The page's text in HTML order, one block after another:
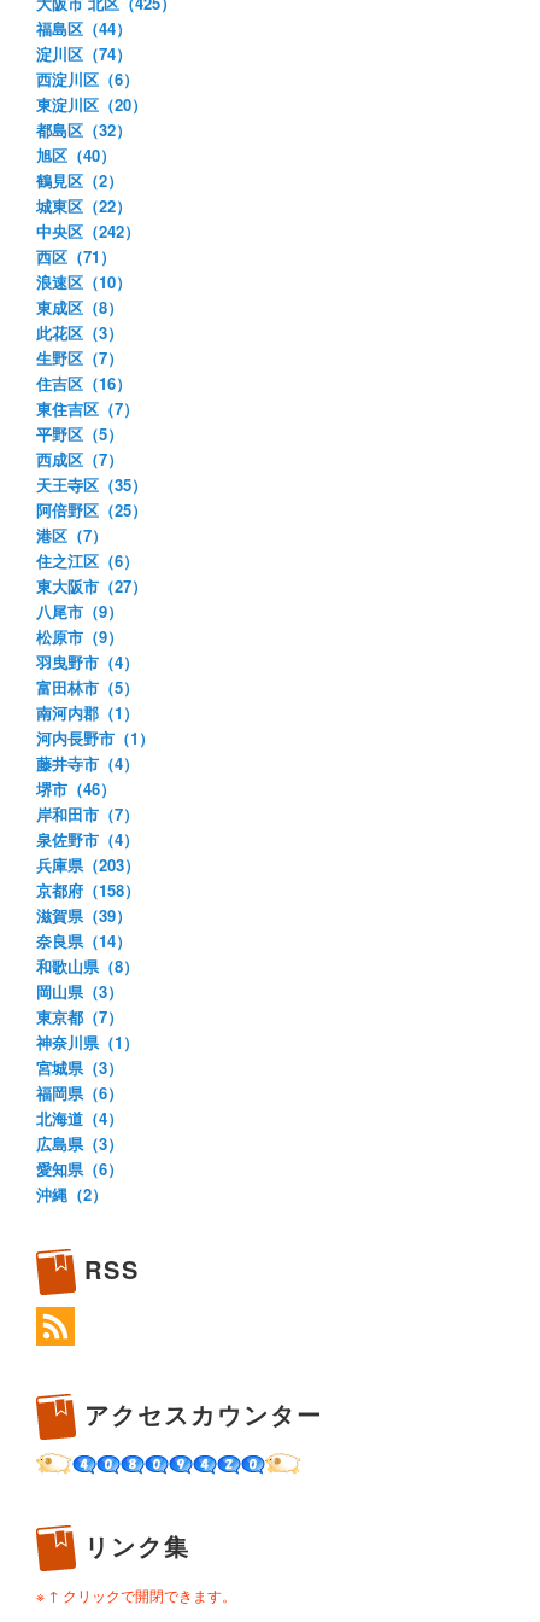
福島区（44）
淀川区（74）
西淀川区（6）
東淀川区（20）
都島区（32）
旭区（40）
鶴見区（2）
城東区（22）
中央区（242）
西区（71）
浪速区（10）
東成区（8）
此花区（3）
生野区（7）
住吉区（16）
東住吉区（7）
平野区（5）
西成区（7）
天王寺区（35）
阿倍野区（25）
港区（7）
住之江区（6）
東大阪市（27）
八尾市（9）
松原市（9）
羽曳野市（4）
富田林市（5）
南河内郡（1）
河内長野市（1）
藤井寺市（4）
堺市（46）
岸和田市（7）
泉佐野市（4）
兵庫県（203）
京都府（158）
滋賀県（39）
奈良県（14）
和歌山県（8）
岡山県（3）
東京都（7）
神奈川県（1）
宮城県（3）
福岡県（6）
北海道（4）
広島県（3）
愛知県（6）
沖縄（2）
RSS
アクセスカウンター
リンク集
※ ↑ クリックで開閉できます。